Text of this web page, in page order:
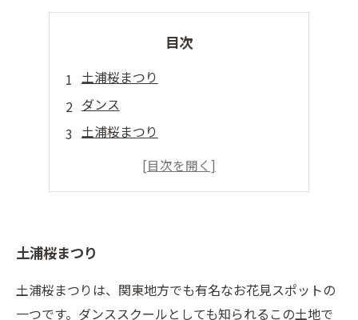
目次
土浦桜まつり
ダンス
土浦桜まつり
ダンスパフォーマンス
土浦桜まつり
土浦桜まつりは、関東地方でも有名なお花見スポットの
一つです。ダンススクールとしても知られるこの土地で